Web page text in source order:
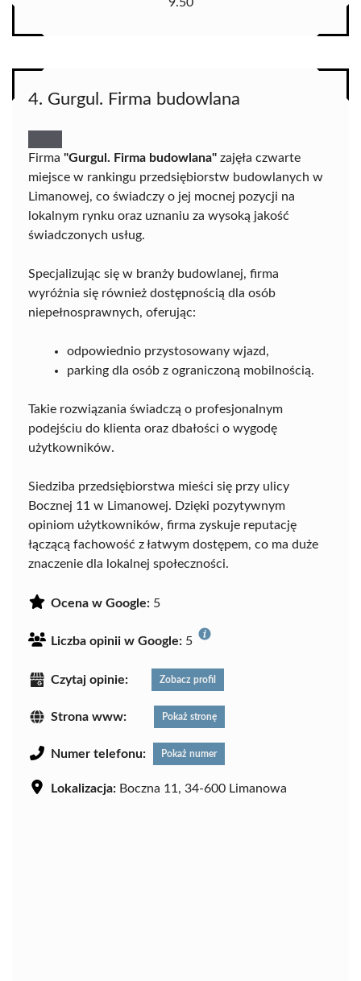
4. Gurgul. Firma budowlana
Firma "Gurgul. Firma budowlana" zajęła czwarte
miejsce w rankingu przedsiębiorstw budowlanych w
Limanowej, co świadczy o jej mocnej pozycji na
lokalnym rynku oraz uznaniu za wysoką jakość
świadczonych usług.
Specjalizując się w branży budowlanej, firma
wyróżnia się również dostępnością dla osób
niepełnosprawnych, oferując:
odpowiednio przystosowany wjazd,
parking dla osób z ograniczoną mobilnością.
Takie rozwiązania świadczą o profesjonalnym
podejściu do klienta oraz dbałości o wygodę
użytkowników.
Siedziba przedsiębiorstwa mieści się przy ulicy
Bocznej 11 w Limanowej. Dzięki pozytywnym
opiniom użytkowników, firma zyskuje reputację
łączącą fachowość z łatwym dostępem, co ma duże
znaczenie dla lokalnej społeczności.
Ocena w Google: 5
Liczba opinii w Google: 5
Czytaj opinie: Zobacz profil
Strona www: Pokaż stronę
Numer telefonu: Pokaż numer
Lokalizacja: Boczna 11, 34-600 Limanowa